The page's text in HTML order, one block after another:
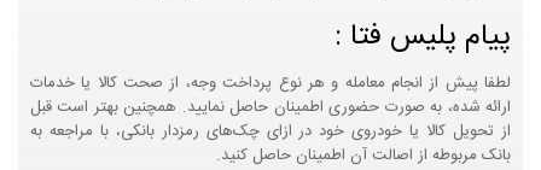
پیام پلیس فتا :
لطفا پیش از انجام معامله و هر نوع پرداخت وجه، از صحت کالا یا خدمات
ارائه شده، به صورت حضوری اطمینان حاصل نمایید. همچنین بهتر است قبل
از تحویل کالا یا خودروی خود در ازای چک‌های رمزدار بانکی، با مراجعه به
بانک مربوطه از اصالت آن اطمینان حاصل کنید.